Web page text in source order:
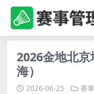
2026金地北
海）
2026-06-25 赛事